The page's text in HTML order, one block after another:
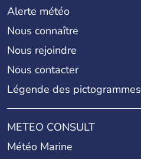
Alerte météo
Nous connaître
Nous rejoindre
Nous contacter
Légende des pictogrammes
METEO CONSULT
Météo Marine